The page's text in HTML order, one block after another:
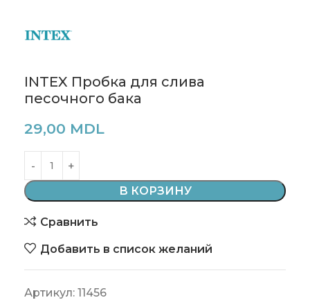
INTEX Пробка для слива
песочного бака
29,00 MDL
В КОРЗИНУ
Сравнить
Добавить в список желаний
Артикул: 11456